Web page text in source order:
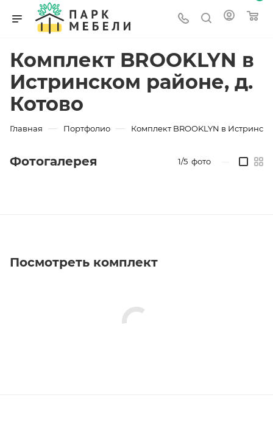
Комплект BROOKLYN в
Истринском районе, д.
Котово
Главная — Портфолио — Комплект BROOKLYN в
Фотогалерея 1/5 фото
Посмотреть комплект